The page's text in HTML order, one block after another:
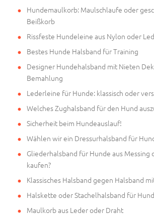
Hundemaulkorb: Maulschlaufe oder
Beißkorb
Rissfeste Hundeleine aus Nylon oder
Bestes Hunde Halsband für Training
Designer Hundehalsband mit Nieten
Bemahlung
Lederleine für Hunde: klassisch oder
Welches Zughalsband für den Hund
Sicherheit beim Hundeauslauf!
Wählen wir ein Dressurhalsband für
Gliederhalsband für Hunde aus Messing
kaufen?
Klassisches Halsband gegen Halsband
Halskette oder Stachelhalsband für
Maulkorb aus Leder oder Draht